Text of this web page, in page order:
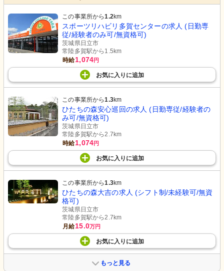
この事業所から1.2km
スポーツリハビリ多賀センターの求人 (日勤専
従/経験者のみ可/無資格可)
茨城県日立市
常陸多賀駅から1.5km
時給1,074円
お気に入り に追加
この事業所から1.3km
ひたちの森安心巡回の求人 (日勤専従/経験者の
み可/無資格可)
茨城県日立市
常陸多賀駅から2.7km
時給1,074円
お気に入り に追加
この事業所から1.3km
ひたちの森大吉の求人 (シフト制/未経験可/無資
格可)
茨城県日立市
常陸多賀駅から2.7km
月給15.0万円
お気に入り に追加
もっと見る